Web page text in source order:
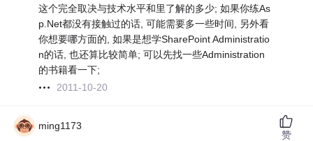
这个完全取决与技术水平和里了解的多少; 如果你练As
p.Net都没有接触过的话, 可能需要多一些时间, 另外看
你想要哪方面的, 如果是想学SharePoint Administratio
n的话, 也还算比较简单; 可以先找一些Administration
的书籍看一下;
2011-10-20
ming1173
赞